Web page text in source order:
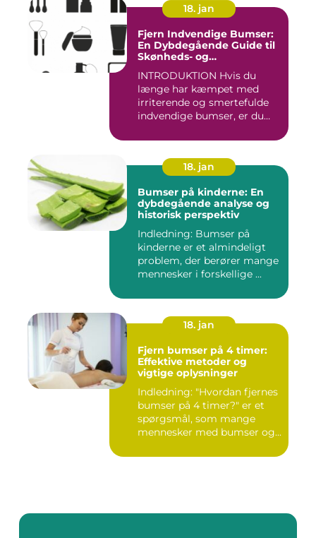
18. jan
Fjern Indvendige Bumser:
En Dybdegående Guide til
Skønheds- og
INTRODUKTION Hvis du
længe har kæmpet med
irriterende og smertefulde
indvendige bumser, er du
18. jan
Bumser på kinderne: En
dybdegående analyse og
historisk perspektiv
Indledning: Bumser på
kinderne er et almindeligt
problem, der berører mange
mennesker i forskellige ...
18. jan
Fjern bumser på 4 timer:
Effektive metoder og
vigtige oplysninger
Indledning: "Hvordan fjernes
bumser på 4 timer?" er et
spørgsmål, som mange
mennesker med bumser og...